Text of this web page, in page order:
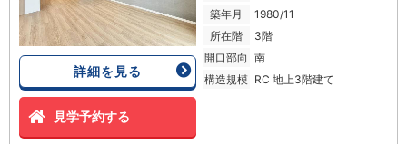
詳細を見る
見学予約する
築年月
1980/11
所在階
3階
開口部向 南
構造規模 RC 地上3階建て